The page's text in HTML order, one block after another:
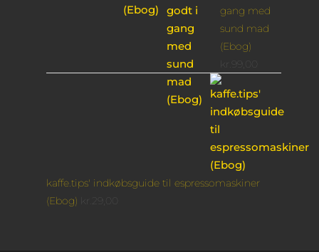
gang med
sund mad
(Ebog)
kaffe.tips' indkøbsguide til espressomaskiner
(Ebog)
29,00